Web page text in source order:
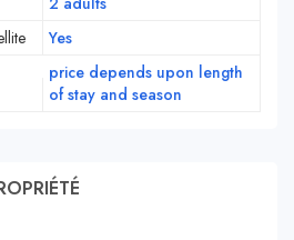
Yes
price depends upon length
of stay and season